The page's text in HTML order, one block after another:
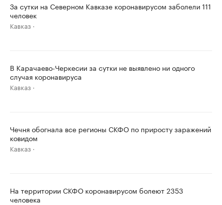
За сутки на Северном Кавказе коронавирусом заболели 111
человек
Кавказ
В Карачаево-Черкесии за сутки не выявлено ни одного
случая коронавируса
Кавказ
Чечня обогнала все регионы СКФО по приросту заражений
ковидом
Кавказ
На территории СКФО коронавирусом болеют 2353
человека